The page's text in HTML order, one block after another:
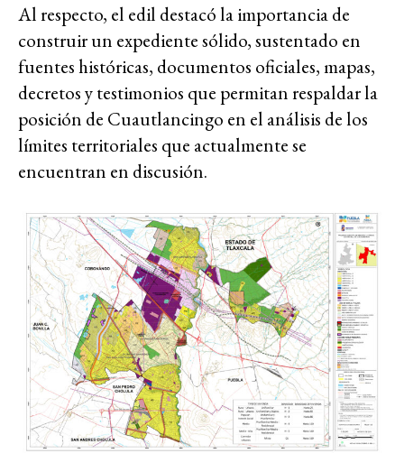
Al respecto, el edil destacó la importancia de
construir un expediente sólido, sustentado en
fuentes históricas, documentos oficiales, mapas,
decretos y testimonios que permitan respaldar la
posición de Cuautlancingo en el análisis de los
límites territoriales que actualmente se
encuentran en discusión.